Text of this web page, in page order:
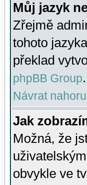
Můj jazyk
Zřejmě
tohoto
překlad
phpBB Group.
Návrat nahoru
Jak
Možná, že
obvykle ve